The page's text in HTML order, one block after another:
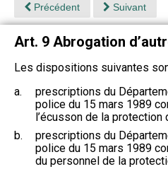
Précédent Suivant
Art. 9 Abrogation
Les dispositions suivantes
a.
prescriptions du
police du 15 mars 1989
l’écusson de la
b.
prescriptions du
police du 15 mars 1989
du personnel de la